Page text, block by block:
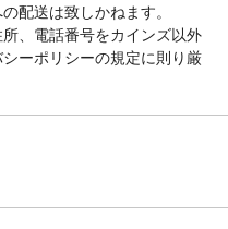
配送は致しかねます。
、電話番号をカインズ以外
ーポリシーの規定に則り厳